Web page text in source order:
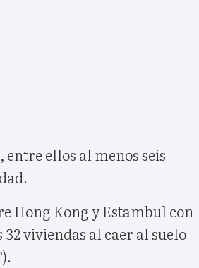
ellos al menos seis
Hong Kong y Estambul con
viviendas al caer al suelo